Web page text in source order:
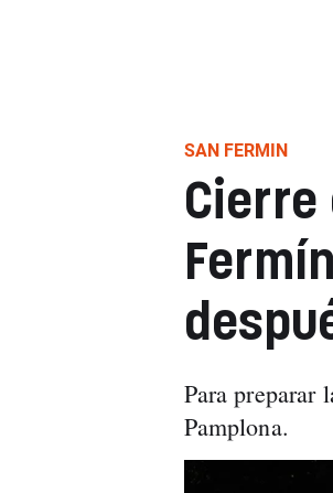
SAN FERMIN
Cierre
Para preparar
Pamplona.